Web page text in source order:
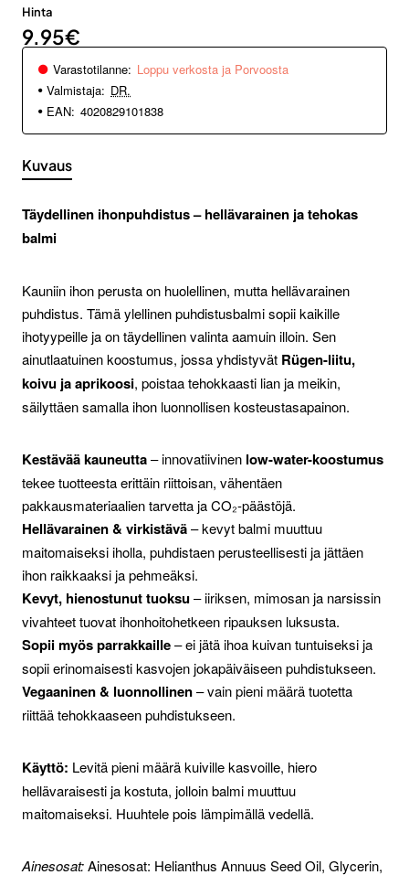
Hinta
9.95€
Varastotilanne: Loppu verkosta ja Porvoosta
Valmistaja: DR.
EAN: 4020829101838
Kuvaus
Täydellinen ihonpuhdistus – hellävarainen ja tehokas
balmi
Kauniin ihon perusta on huolellinen, mutta hellävarainen
puhdistus. Tämä ylellinen puhdistusbalmi sopii kaikille
ihotyypeille ja on täydellinen valinta aamuin illoin. Sen
ainutlaatuinen koostumus, jossa yhdistyvät Rügen-liitu,
koivu ja aprikoosi, poistaa tehokkaasti lian ja meikin,
säilyttäen samalla ihon luonnollisen kosteustasapainon.
Kestävää kauneutta– innovatiivinen low-water-koostumus
tekee tuotteesta erittäin riittoisan, vähentäen
pakkausmateriaalien tarvetta ja CO₂-päästöjä.
Hellävarainen & virkistävä– kevyt balmi muuttuu
maitomaiseksi iholla, puhdistaen perusteellisesti ja jättäen
ihon raikkaaksi ja pehmeäksi.
Kevyt, hienostunut tuoksu– iiriksen, mimosan ja narsissin
vivahteet tuovat ihonhoitohetkeen ripauksen luksusta.
Sopii myös parrakkaille– ei jätä ihoa kuivan tuntuiseksi ja
sopii erinomaisesti kasvojen jokapäiväiseen puhdistukseen.
Vegaaninen & luonnollinen– vain pieni määrä tuotetta
riittää tehokkaaseen puhdistukseen.
Käyttö: Levitä pieni määrä kuiville kasvoille, hiero
hellävaraisesti ja kostuta, jolloin balmi muuttuu
maitomaiseksi. Huuhtele pois lämpimällä vedellä.
Ainesosat:Ainesosat: Helianthus Annuus Seed Oil, Glycerin,